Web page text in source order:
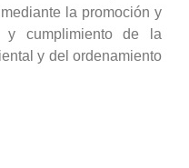
la promoción y
cumplimiento de la
y del ordenamiento